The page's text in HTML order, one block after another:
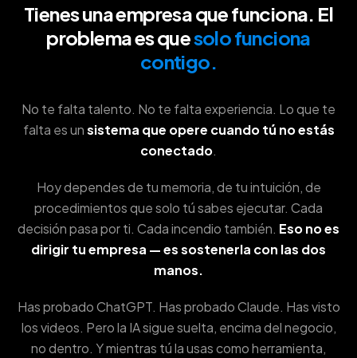
Tienes una empresa que funciona. El
problema es quesolo funciona
contigo.
No te falta talento. No te falta experiencia. Lo que te
falta es unsistema que opere cuando tú no estás
conectado.
Hoy dependes de tu memoria, de tu intuición, de
procedimientos que solo tú sabes ejecutar. Cada
decisión pasa por ti. Cada incendio también. Eso no es
dirigir tu empresa — es sostenerla con las dos
manos.
Has probado ChatGPT. Has probado Claude. Has visto
los videos. Pero la IA sigue suelta, encima del negocio,
no dentro. Y mientras tú la usas como herramienta,